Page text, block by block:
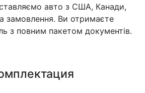
авто з США, Канади,
замовлення. Ви отримаєте
з повним пакетом документів.